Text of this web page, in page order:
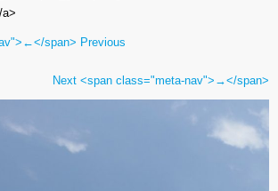
span> Previous
Next <span class="meta-nav">→</span>